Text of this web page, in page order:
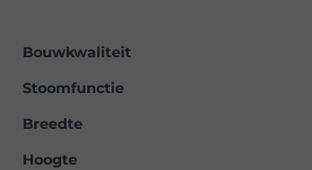
Bouwkwaliteit
Stoomfunctie
Breedte
Hoogte